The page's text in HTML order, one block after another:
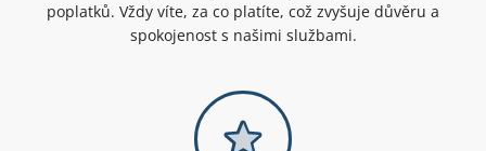
poplatků. Vždy víte, za co platíte, což zvyšuje důvěru a
spokojenost s našimi službami.